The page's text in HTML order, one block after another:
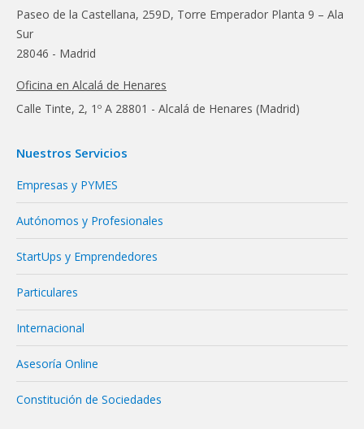
Paseo de la Castellana, 259D, Torre Emperador Planta 9 – Ala
Sur
28046 - Madrid
Oficina en Alcalá de Henares
Calle Tinte, 2, 1º A 28801 - Alcalá de Henares (Madrid)
Nuestros Servicios
Empresas y PYMES
Autónomos y Profesionales
StartUps y Emprendedores
Particulares
Internacional
Asesoría Online
Constitución de Sociedades